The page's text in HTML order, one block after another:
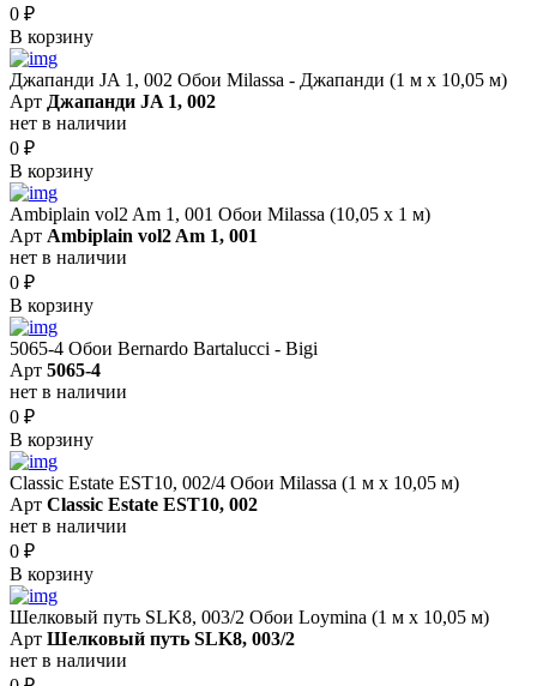
0 ₽
В корзину
Джапанди JA 1, 002 Обои Milassa - Джапанди (1 м х 10,05 м)
Арт Джапанди JA 1, 002
нет в наличии
0 ₽
В корзину
Ambiplain vol2 Am 1, 001 Обои Milassa (10,05 х 1 м)
Арт Ambiplain vol2 Am 1, 001
нет в наличии
0 ₽
В корзину
5065-4 Обои Bernardo Bartalucci - Bigi
Арт 5065-4
нет в наличии
0 ₽
В корзину
Classic Estate EST10, 002/4 Обои Milassa (1 м х 10,05 м)
Арт Classic Estate EST10, 002
нет в наличии
0 ₽
В корзину
Шелковый путь SLK8, 003/2 Обои Loymina (1 м х 10,05 м)
Арт Шелковый путь SLK8, 003/2
нет в наличии